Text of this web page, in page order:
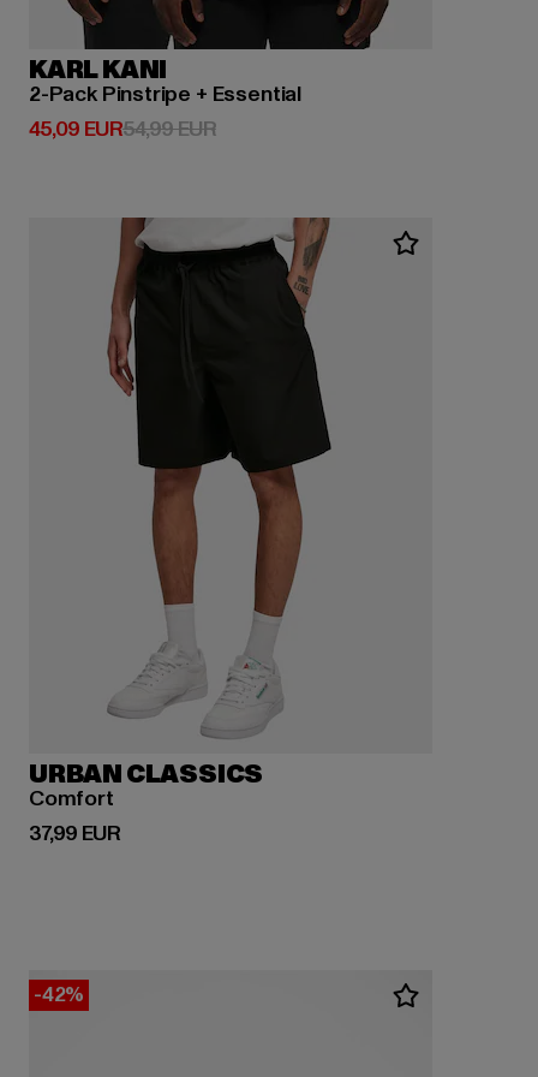
KARL KANI
2-Pack Pinstripe + Essential
45,09 EUR
Derzeitiger Preis: 45,09 EUR
54,99 EURAktionspreis: 54,99 EUR
URBAN CLASSICS
Comfort
37,99 EUR
Derzeitiger Preis: 37,99 EUR
-42%